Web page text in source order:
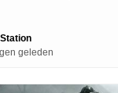
geleden